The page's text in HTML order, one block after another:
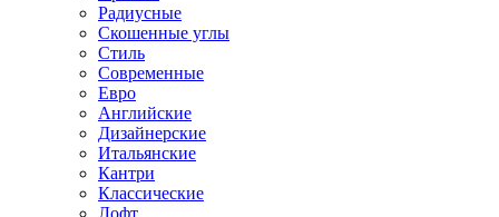
Радиусные
Скошенные углы
Стиль
Современные
Евро
Английские
Дизайнерские
Итальянские
Кантри
Классические
Лофт